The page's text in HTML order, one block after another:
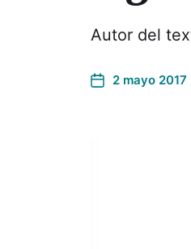
Autor del
2 mayo 2017